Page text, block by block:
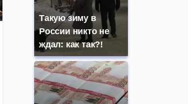
Такую зиму в
России никто не
ждал: как так?!